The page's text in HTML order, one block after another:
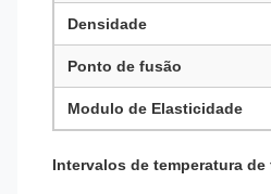
Densidade
Ponto de fusão
Modulo de Elasticidade
Intervalos de temperatura